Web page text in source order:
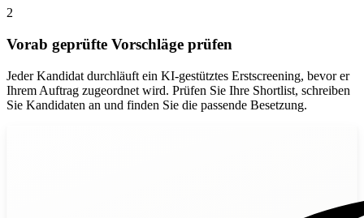
2
Vorab geprüfte Vorschläge prüfen
Jeder Kandidat durchläuft ein KI-gestütztes Erstscreening, bevor er
Ihrem Auftrag zugeordnet wird. Prüfen Sie Ihre Shortlist, schreiben
Sie Kandidaten an und finden Sie die passende Besetzung.